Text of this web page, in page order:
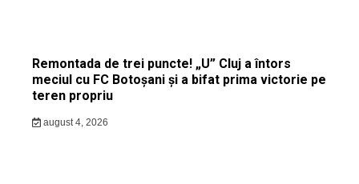
Remontada de trei puncte! „U” Cluj a întors
meciul cu FC Botoșani și a bifat prima victorie pe
teren propriu
august 4, 2026